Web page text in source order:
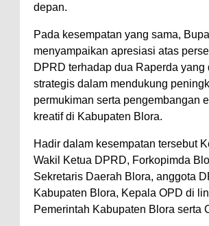
depan.
‎Pada kesempatan yang sama,
menyampaikan apresiasi atas
DPRD terhadap dua Raperda yang
strategis dalam mendukung
permukiman serta pengembangan
kreatif di Kabupaten Blora.
‎Hadir dalam kesempatan tersebut
Wakil Ketua DPRD, Forkopimda
Sekretaris Daerah Blora, anggota
Kabupaten Blora, Kepala OPD di
Pemerintah Kabupaten Blora serta